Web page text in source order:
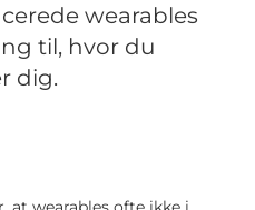
wearables
til, hvor du
dig.